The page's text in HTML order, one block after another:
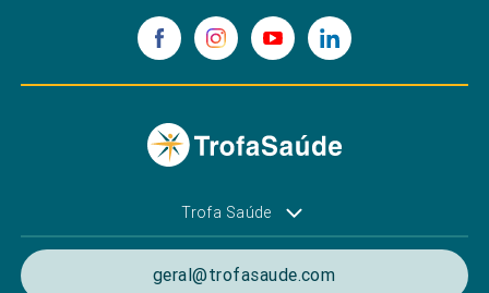
Trofa Saúde
geral@trofasaude.com